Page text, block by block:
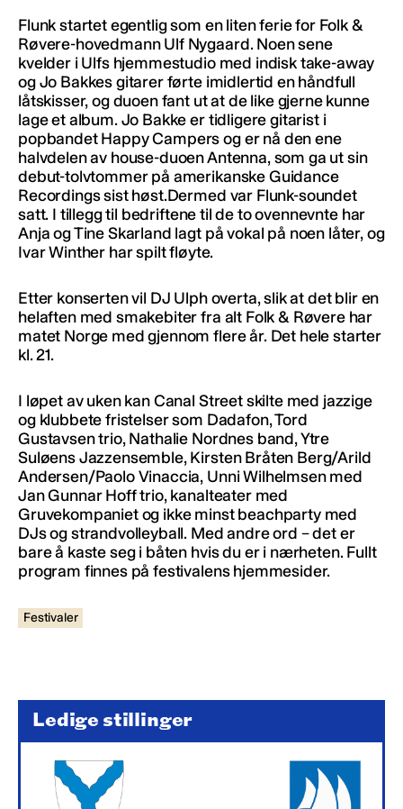
Flunk startet egentlig som en liten ferie for Folk &
Røvere-hovedmann Ulf Nygaard. Noen sene
kvelder i Ulfs hjemmestudio med indisk take-away
og Jo Bakkes gitarer førte imidlertid en håndfull
låtskisser, og duoen fant ut at de like gjerne kunne
lage et album. Jo Bakke er tidligere gitarist i
popbandet Happy Campers og er nå den ene
halvdelen av house-duoen Antenna, som ga ut sin
debut-tolvtommer på amerikanske Guidance
Recordings sist høst.Dermed var Flunk-soundet
satt. I tillegg til bedriftene til de to ovennevnte har
Anja og Tine Skarland lagt på vokal på noen låter, og
Ivar Winther har spilt fløyte.
Etter konserten vil DJ Ulph overta, slik at det blir en
helaften med smakebiter fra alt Folk & Røvere har
matet Norge med gjennom flere år. Det hele starter
kl. 21.
I løpet av uken kan Canal Street skilte med jazzige
og klubbete fristelser som Dadafon, Tord
Gustavsen trio, Nathalie Nordnes band, Ytre
Suløens Jazzensemble, Kirsten Bråten Berg/Arild
Andersen/Paolo Vinaccia, Unni Wilhelmsen med
Jan Gunnar Hoff trio, kanalteater med
Gruvekompaniet og ikke minst beachparty med
DJs og strandvolleyball. Med andre ord – det er
bare å kaste seg i båten hvis du er i nærheten. Fullt
program finnes på festivalens hjemmesider.
Festivaler
Ledige stillinger